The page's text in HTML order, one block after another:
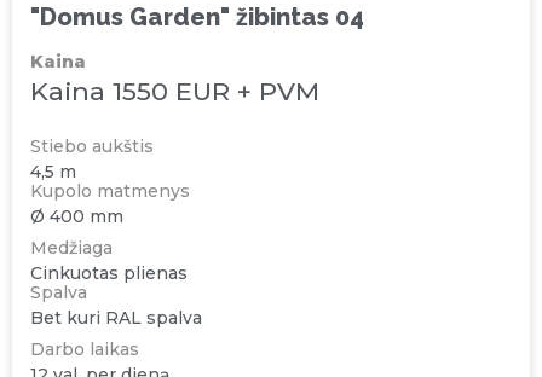
"Domus Garden" žibintas 04
Kaina
Kaina 1550 EUR + PVM
Stiebo aukštis
4,5 m
Kupolo matmenys
Ø 400 mm
Medžiaga
Cinkuotas plienas
Spalva
Bet kuri RAL spalva
Darbo laikas